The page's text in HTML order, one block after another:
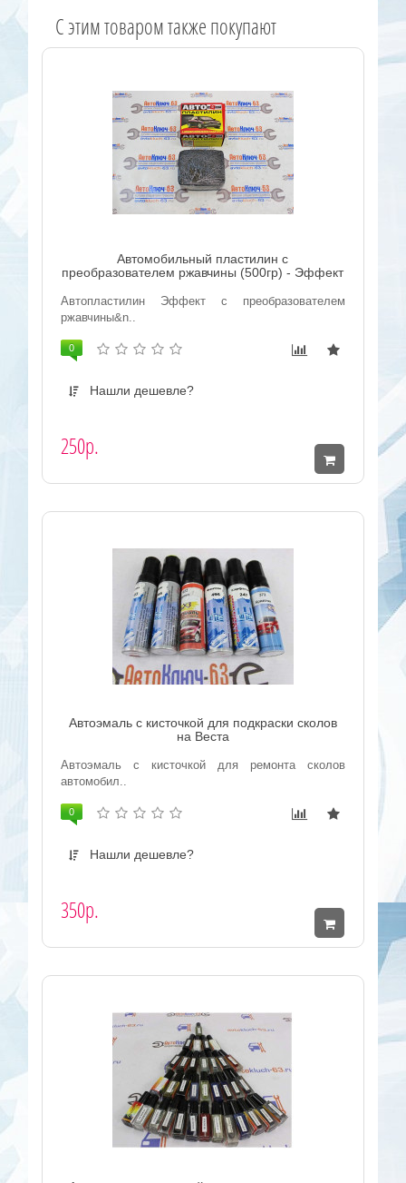
C этим товаром также покупают
Автомобильный пластилин с
преобразователем ржавчины (500гр) - Эффект
Автопластилин Эффект с преобразователем
ржавчины&n..
0
Нашли дешевле?
250р.
Автоэмаль с кисточкой для подкраски сколов
на Веста
Автоэмаль с кисточкой для ремонта сколов
автомобил..
0
Нашли дешевле?
350р.